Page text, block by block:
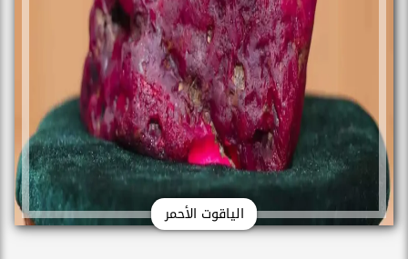
الياقوت الأحمر